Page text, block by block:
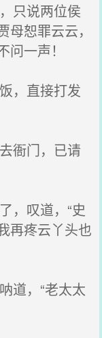
只说两位侯
恕罪云云，
一声！
，直接打发
衙门，已请
，叹道，“史
再疼云丫头也
道，“老太太